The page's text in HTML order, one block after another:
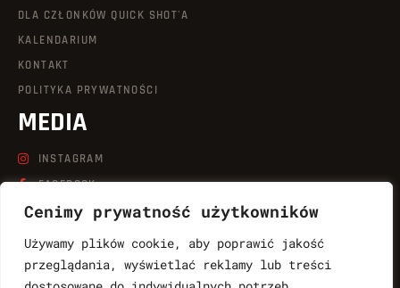
Cenimy prywatność użytkowników
Używamy plików cookie, aby poprawić jakość
przeglądania, wyświetlać reklamy lub treści
DLA CZŁONKÓW QUICK SHOT'A
KALENDARIUM
KONTAKT
POLITYKA PRYWATNOŚCI
MEDIA
INSTAGRAM
FACEBOOK
LINKEDIN
YOUTUBE